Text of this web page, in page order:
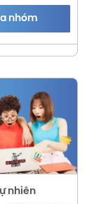
nhóm
nhiên